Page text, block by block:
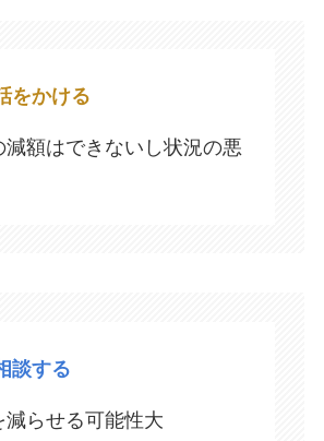
をかける
減額はできないし状況の悪
談する
減らせる可能性大